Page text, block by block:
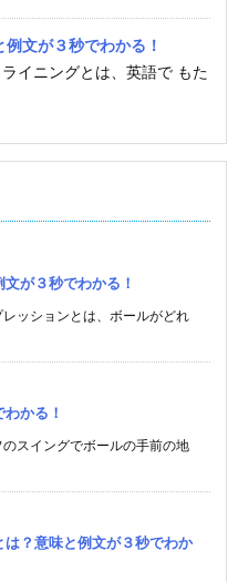
例文が３秒でわかる！
イニングとは、英語で もた
が３秒でわかる！
レッションとは、ボールがどれ
かる！
のスイングでボールの手前の地
は？意味と例文が３秒でわか